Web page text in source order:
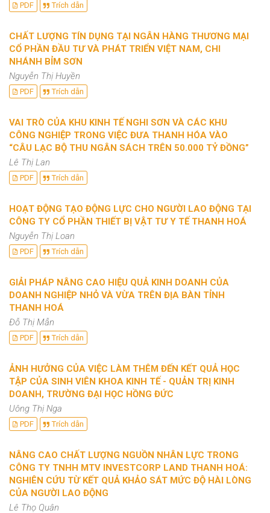
PDF Trích dẫn
CHẤT LƯỢNG TÍN DỤNG TẠI NGÂN HÀNG THƯƠNG MẠI
CỔ PHẦN ĐẦU TƯ VÀ PHÁT TRIỂN VIỆT NAM, CHI
NHÁNH BỈM SƠN
Nguyễn Thị Huyền
PDF Trích dẫn
VAI TRÒ CỦA KHU KINH TẾ NGHI SƠN VÀ CÁC KHU
CÔNG NGHIỆP TRONG VIỆC ĐƯA THANH HÓA VÀO
“CÂU LẠC BỘ THU NGÂN SÁCH TRÊN 50.000 TỶ ĐỒNG”
Lê Thị Lan
PDF Trích dẫn
HOẠT ĐỘNG TẠO ĐỘNG LỰC CHO NGƯỜI LAO ĐỘNG TẠI
CÔNG TY CỔ PHẦN THIẾT BỊ VẬT TƯ Y TẾ THANH HOÁ
Nguyễn Thị Loan
PDF Trích dẫn
GIẢI PHÁP NÂNG CAO HIỆU QUẢ KINH DOANH CỦA
DOANH NGHIỆP NHỎ VÀ VỪA TRÊN ĐỊA BÀN TỈNH
THANH HOÁ
Đỗ Thị Mẫn
PDF Trích dẫn
ẢNH HƯỞNG CỦA VIỆC LÀM THÊM ĐẾN KẾT QUẢ HỌC
TẬP CỦA SINH VIÊN KHOA KINH TẾ - QUẢN TRỊ KINH
DOANH, TRƯỜNG ĐẠI HỌC HỒNG ĐỨC
Uông Thị Nga
PDF Trích dẫn
NÂNG CAO CHẤT LƯỢNG NGUỒN NHÂN LỰC TRONG
CÔNG TY TNHH MTV INVESTCORP LAND THANH HOÁ:
NGHIÊN CỨU TỪ KẾT QUẢ KHẢO SÁT MỨC ĐỘ HÀI LÒNG
CỦA NGƯỜI LAO ĐỘNG
Lê Thọ Quân